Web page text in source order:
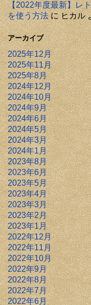
【2022年度最新】レ
を使う方法にヒカル
アーカイブ
2025年12月
2025年11月
2025年8月
2024年12月
2024年10月
2024年9月
2024年6月
2024年5月
2024年3月
2024年1月
2023年8月
2023年6月
2023年5月
2023年4月
2023年3月
2023年2月
2023年1月
2022年12月
2022年11月
2022年10月
2022年9月
2022年8月
2022年7月
2022年6月